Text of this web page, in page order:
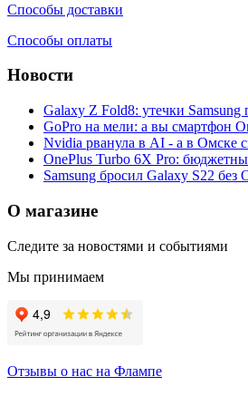
Способы доставки
Способы оплаты
Новости
Galaxy Z Fold8: утечки Samsung
GoPro на мели: а вы смартфон
Nvidia рванула в AI - а в Омске
OnePlus Turbo 6X Pro:
Samsung бросил Galaxy S22 без
О магазине
Следите за новостями и событиями
Мы принимаем
Отзывы о нас на Флампе